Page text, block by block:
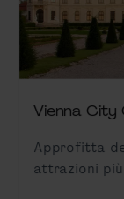
Vienna City
Approfitta
attrazioni